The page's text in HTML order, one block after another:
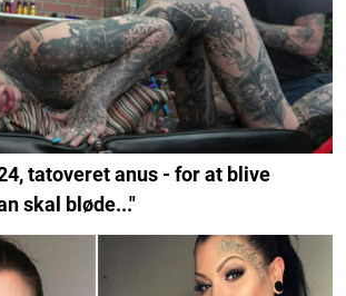
tatoveret anus - for at blive
skal bløde..."